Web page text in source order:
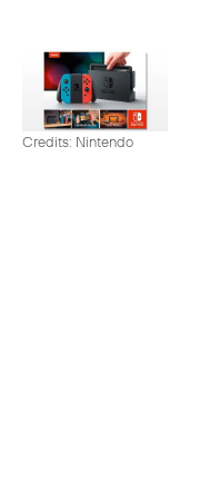
Credits: Nintendo